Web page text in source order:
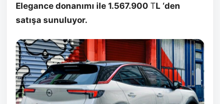
Elegance donanımı ile 1.567.900 TL ‘den
satışa sunuluyor.